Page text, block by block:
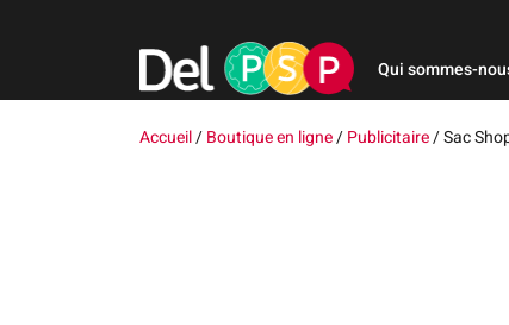
Qui sommes-
Accueil/Boutique en ligne/Publicitaire/Sac